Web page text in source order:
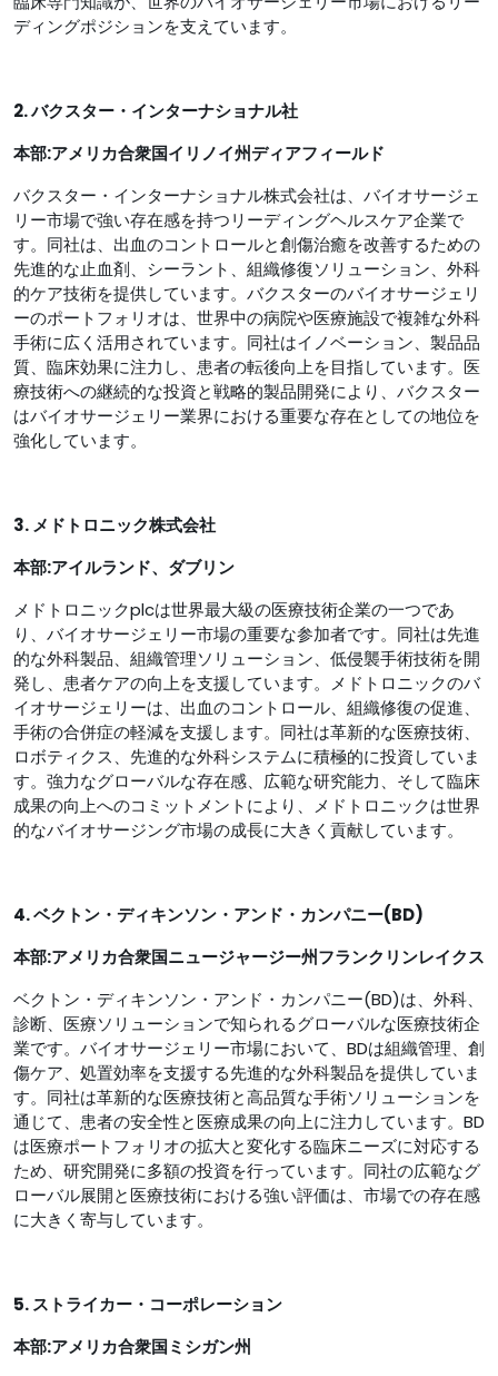
ディングポジションを支えています。
2. バクスター・インターナショナル社
本部:アメリカ合衆国イリノイ州ディアフィールド
バクスター・インターナショナル株式会社は、バイオサージェ
リー市場で強い存在感を持つリーディングヘルスケア企業で
す。同社は、出血のコントロールと創傷治癒を改善するための
先進的な止血剤、シーラント、組織修復ソリューション、外科
的ケア技術を提供しています。バクスターのバイオサージェリ
ーのポートフォリオは、世界中の病院や医療施設で複雑な外科
手術に広く活用されています。同社はイノベーション、製品品
質、臨床効果に注力し、患者の転後向上を目指しています。医
療技術への継続的な投資と戦略的製品開発により、バクスター
はバイオサージェリー業界における重要な存在としての地位を
強化しています。
3. メドトロニック株式会社
本部:アイルランド、ダブリン
メドトロニックplcは世界最大級の医療技術企業の一つであ
り、バイオサージェリー市場の重要な参加者です。同社は先進
的な外科製品、組織管理ソリューション、低侵襲手術技術を開
発し、患者ケアの向上を支援しています。メドトロニックのバ
イオサージェリーは、出血のコントロール、組織修復の促進、
手術の合併症の軽減を支援します。同社は革新的な医療技術、
ロボティクス、先進的な外科システムに積極的に投資していま
す。強力なグローバルな存在感、広範な研究能力、そして臨床
成果の向上へのコミットメントにより、メドトロニックは世界
的なバイオサージング市場の成長に大きく貢献しています。
4. ベクトン・ディキンソン・アンド・カンパニー(BD)
本部:アメリカ合衆国ニュージャージー州フランクリンレイクス
ベクトン・ディキンソン・アンド・カンパニー(BD)は、外科、
診断、医療ソリューションで知られるグローバルな医療技術企
業です。バイオサージェリー市場において、BDは組織管理、創
傷ケア、処置効率を支援する先進的な外科製品を提供していま
す。同社は革新的な医療技術と高品質な手術ソリューションを
通じて、患者の安全性と医療成果の向上に注力しています。BD
は医療ポートフォリオの拡大と変化する臨床ニーズに対応する
ため、研究開発に多額の投資を行っています。同社の広範なグ
ローバル展開と医療技術における強い評価は、市場での存在感
に大きく寄与しています。
5. ストライカー・コーポレーション
本部:アメリカ合衆国ミシガン州